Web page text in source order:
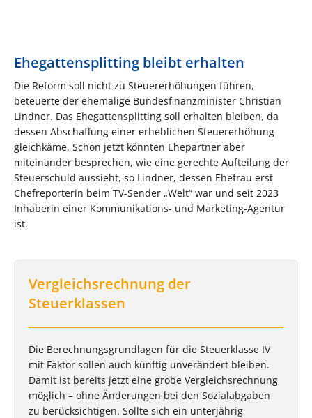
Ehegattensplitting bleibt erhalten
Die Reform soll nicht zu Steuererhöhungen führen,
beteuerte der ehemalige Bundesfinanzminister Christian
Lindner. Das Ehegattensplitting soll erhalten bleiben, da
dessen Abschaffung einer erheblichen Steuererhöhung
gleichkäme. Schon jetzt könnten Ehepartner aber
miteinander besprechen, wie eine gerechte Aufteilung der
Steuerschuld aussieht, so Lindner, dessen Ehefrau erst
Chefreporterin beim TV-Sender „Welt“ war und seit 2023
Inhaberin einer Kommunikations- und Marketing-Agentur
ist.
Vergleichsrechnung der
Steuerklassen
Die Berechnungsgrundlagen für die Steuerklasse IV
mit Faktor sollen auch künftig unverändert bleiben.
Damit ist bereits jetzt eine grobe Vergleichsrechnung
möglich – ohne Änderungen bei den Sozialabgaben
zu berücksichtigen. Sollte sich ein unterjährig